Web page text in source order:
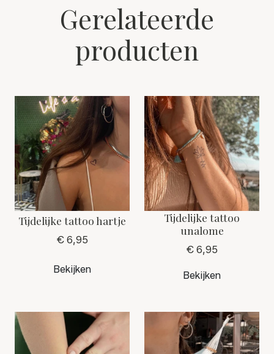
Gerelateerde
producten
Tijdelijke tattoo hartje
€ 6,95
Bekijken
Tijdelijke tattoo
unalome
€ 6,95
Bekijken